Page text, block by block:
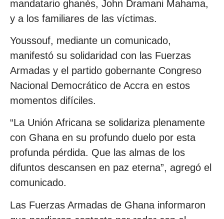
mandatario ghanés, John Dramani Mahama,
y a los familiares de las víctimas.
Youssouf, mediante un comunicado,
manifestó su solidaridad con las Fuerzas
Armadas y el partido gobernante Congreso
Nacional Democrático de Accra en estos
momentos difíciles.
“La Unión Africana se solidariza plenamente
con Ghana en su profundo duelo por esta
profunda pérdida. Que las almas de los
difuntos descansen en paz eterna”, agregó el
comunicado.
Las Fuerzas Armadas de Ghana informaron